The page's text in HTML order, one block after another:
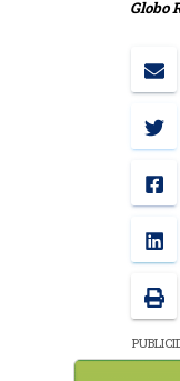
Globo